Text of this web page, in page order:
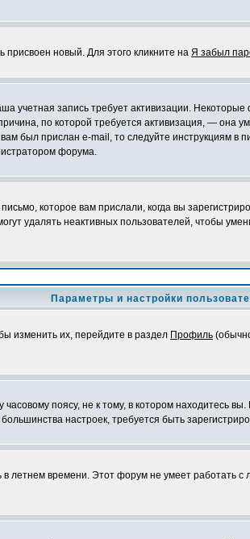
новый. Для этого кликните на Я забыл
учетная запись требует активизации.
по которой требуется активизация, —
был прислан e-mail, то следуйте инструкциям
форума.
которое вам прислали, когда вы
удалять неактивных пользователей, чтобы
Параметры и настройки
изменить их, перейдите в раздел Профиль
поясу, не к тому, в котором находитесь
настроек, требуется быть
летнем времени. Этот форум не умеет работать